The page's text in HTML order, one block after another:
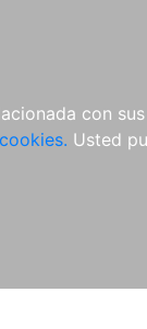
con
Usted